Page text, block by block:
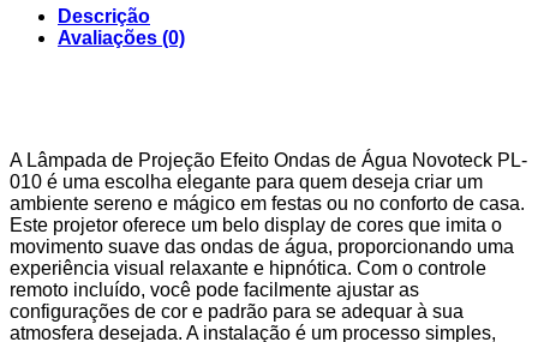
Projeção
Efeito
010
com
Controle
Remoto
Descrição
Avaliações (0)
A Lâmpada de Projeção Efeito Ondas de Água Novoteck PL-
010 é uma escolha elegante para quem deseja criar um
ambiente sereno e mágico em festas ou no conforto de casa.
Este projetor oferece um belo display de cores que imita o
movimento suave das ondas de água, proporcionando uma
experiência visual relaxante e hipnótica. Com o controle
remoto incluído, você pode facilmente ajustar as
configurações de cor e padrão para se adequar à sua
atmosfera desejada. A instalação é um processo simples,